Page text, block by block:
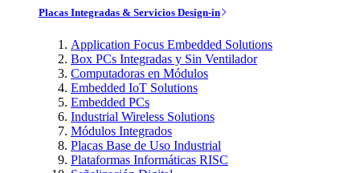
Placas Integradas & Servicios Design-in
Application Focus Embedded Solutions
Box PCs Integradas y Sin Ventilador
Computadoras en Módulos
Embedded IoT Solutions
Embedded PCs
Industrial Wireless Solutions
Módulos Integrados
Placas Base de Uso Industrial
Plataformas Informáticas RISC